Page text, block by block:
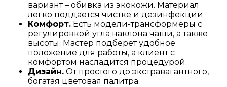
вариант – обивка из экокожи. Материал
легко поддается чистке и дезинфекции.
Комфорт. Есть модели-трансформеры с
регулировкой угла наклона чаши, а также
высоты. Мастер подберет удобное
положение для работы, а клиент с
комфортом насладится процедурой.
Дизайн. От простого до экстравагантного,
богатая цветовая палитра.